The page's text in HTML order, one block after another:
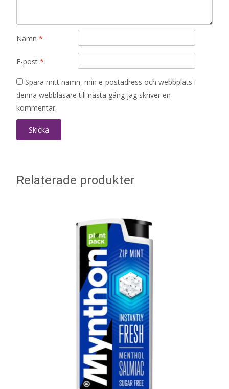
Namn *
E-post *
Spara mitt namn, min e-postadress och webbplats i
denna webbläsare till nästa gång jag skriver en
kommentar.
Relaterade produkter